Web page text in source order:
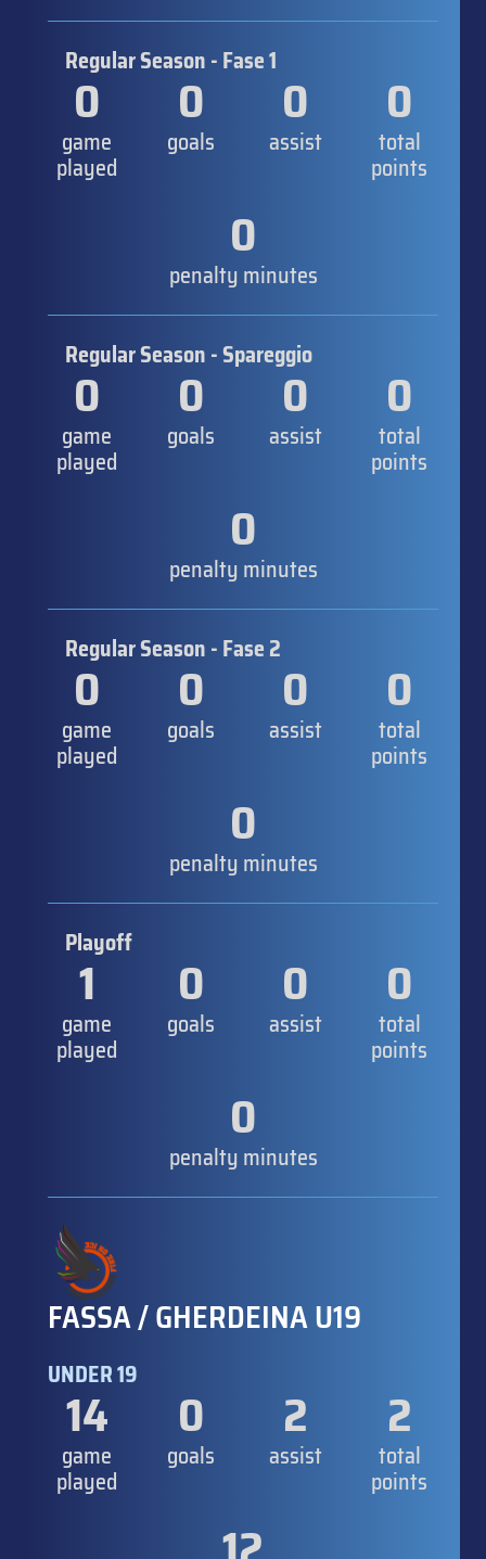
Regular Season - Fase 1
0
game
played
0
goals
0
assist
0
total
points
0
penalty minutes
Regular Season - Spareggio
0
game
played
0
goals
0
assist
0
total
points
0
penalty minutes
Regular Season - Fase 2
0
game
played
0
goals
0
assist
0
total
points
0
penalty minutes
Playoff
1
game
played
0
goals
0
assist
0
total
points
0
penalty minutes
FASSA / GHERDEINA U19
UNDER 19
14
game
played
0
goals
2
assist
2
total
points